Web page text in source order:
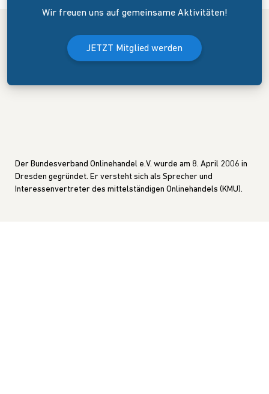
Wir freuen uns auf gemeinsame Aktivitäten!
JETZT Mitglied werden
Der Bundesverband Onlinehandel e.V. wurde am 8. April 2006 in
Dresden gegründet. Er versteht sich als Sprecher und
Interessenvertreter des mittelständigen Onlinehandels (KMU).